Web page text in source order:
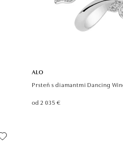
ALO
Prsteň s diamantmi Dancing
od 2 035 €